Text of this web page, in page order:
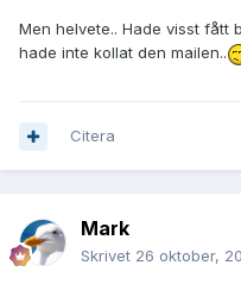
Men helvete.. Hade visst fått
hade inte kollat den mailen..
Citera
Mark
Skrivet 26 oktober,